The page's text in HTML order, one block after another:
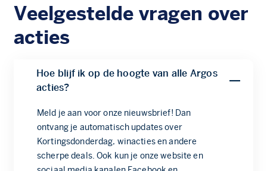
Veelgestelde vragen over
acties
Hoe blijf ik op de hoogte van alle Argos
acties?
Meld je aan voor onze nieuwsbrief! Dan
ontvang je automatisch updates over
Kortingsdonderdag, winacties en andere
scherpe deals. Ook kun je onze website en